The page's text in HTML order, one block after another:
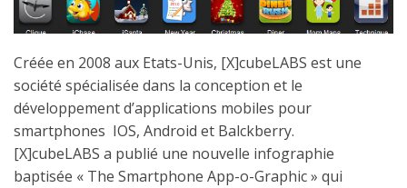
Créée en 2008 aux Etats-Unis, [X]cubeLABS est une
société spécialisée dans la conception et le
développement d’applications mobiles pour
smartphones IOS, Android et Balckberry.
[X]cubeLABS a publié une nouvelle infographie
baptisée « The Smartphone App-o-Graphic » qui